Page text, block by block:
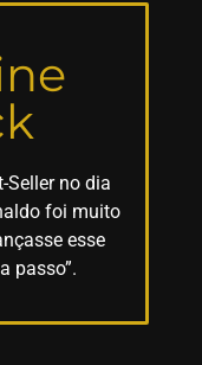
Seller no dia
foi muito
esse
passo”.